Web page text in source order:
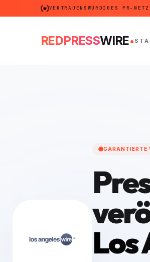
VERTRAUENSWÜRDIGES PR-
REDPRESSWIRE.
GARANTIERTE
Los